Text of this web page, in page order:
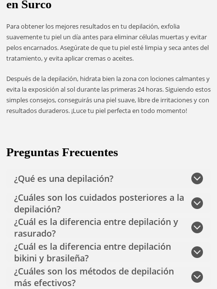
en Surco
Para obtener los mejores resultados en tu depilación, exfolia
suavemente tu piel un día antes para eliminar células muertas y evitar
pelos encarnados. Asegúrate de que tu piel esté limpia y seca antes del
tratamiento, y evita aplicar cremas o aceites.
Después de la depilación, hidrata bien la zona con lociones calmantes y
evita la exposición al sol durante las primeras 24 horas. Siguiendo estos
simples consejos, conseguirás una piel suave, libre de irritaciones y con
resultados duraderos. ¡Luce tu piel perfecta en todo momento!
Preguntas Frecuentes
¿Qué es una depilación?
¿Cuáles son los cuidados posteriores a la
depilación?
¿Cuál es la diferencia entre depilación y
rasurado?
¿Cuál es la diferencia entre depilación
bikini y brasileña?
¿Cuáles son los métodos de depilación
más efectivos?